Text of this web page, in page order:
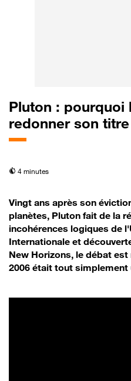
Pluton : pourquoi
redonner son
temps de lecture
4 minutes
Vingt ans après son
planètes, Pluton fait de la
incohérences logiques de
Internationale et
New Horizons, le débat
2006 était tout simplement